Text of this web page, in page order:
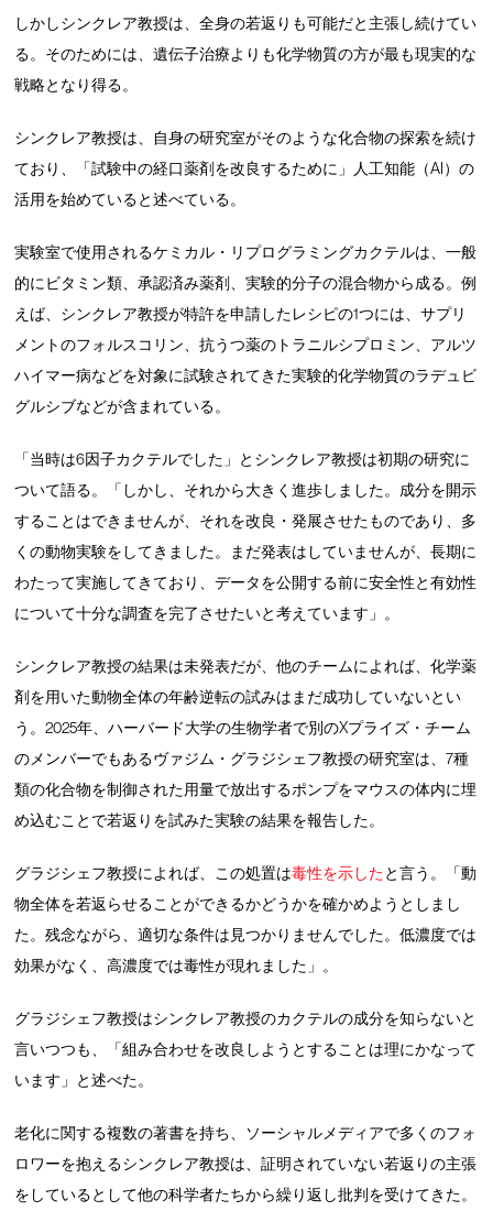
しかしシンクレア教授は、全身の若返りも可能だと主張し続けてい
る。そのためには、遺伝子治療よりも化学物質の方が最も現実的な
戦略となり得る。
シンクレア教授は、自身の研究室がそのような化合物の探索を続け
ており、「試験中の経口薬剤を改良するために」人工知能（AI）の
活用を始めていると述べている。
実験室で使用されるケミカル・リプログラミングカクテルは、一般
的にビタミン類、承認済み薬剤、実験的分子の混合物から成る。例
えば、シンクレア教授が特許を申請したレシピの1つには、サプリ
メントのフォルスコリン、抗うつ薬のトラニルシプロミン、アルツ
ハイマー病などを対象に試験されてきた実験的化学物質のラデュビ
グルシブなどが含まれている。
「当時は6因子カクテルでした」とシンクレア教授は初期の研究に
ついて語る。「しかし、それから大きく進歩しました。成分を開示
することはできませんが、それを改良・発展させたものであり、多
くの動物実験をしてきました。まだ発表はしていませんが、長期に
わたって実施してきており、データを公開する前に安全性と有効性
について十分な調査を完了させたいと考えています」。
シンクレア教授の結果は未発表だが、他のチームによれば、化学薬
剤を用いた動物全体の年齢逆転の試みはまだ成功していないとい
う。2025年、ハーバード大学の生物学者で別のXプライズ・チーム
のメンバーでもあるヴァジム・グラジシェフ教授の研究室は、7種
類の化合物を制御された用量で放出するポンプをマウスの体内に埋
め込むことで若返りを試みた実験の結果を報告した。
グラジシェフ教授によれば、この処置は毒性を示したと言う。「動
物全体を若返らせることができるかどうかを確かめようとしまし
た。残念ながら、適切な条件は見つかりませんでした。低濃度では
効果がなく、高濃度では毒性が現れました」。
グラジシェフ教授はシンクレア教授のカクテルの成分を知らないと
言いつつも、「組み合わせを改良しようとすることは理にかなって
います」と述べた。
老化に関する複数の著書を持ち、ソーシャルメディアで多くのフォ
ロワーを抱えるシンクレア教授は、証明されていない若返りの主張
をしているとして他の科学者たちから繰り返し批判を受けてきた。